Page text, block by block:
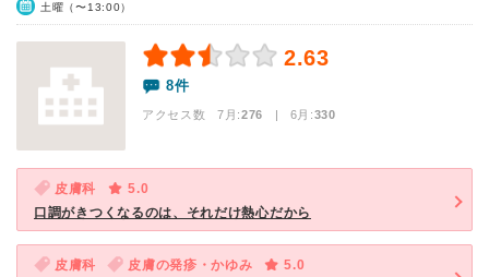
土曜（〜13:00）
2.63
8件
アクセス数 7月:276 | 6月:330
皮膚科
5.0
口調がきつくなるのは、それだけ熱心だから
皮膚科 皮膚の発疹・かゆみ 5.0